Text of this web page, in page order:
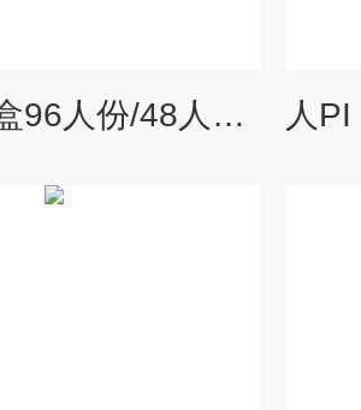
人BF试剂盒96人份/48人份人B因子